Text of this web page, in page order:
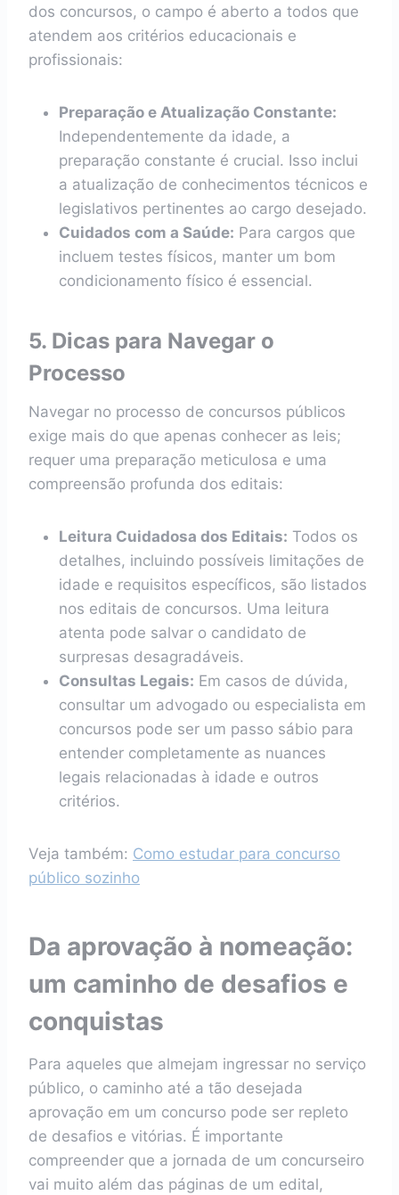
dos concursos, o campo é aberto a todos que
atendem aos critérios educacionais e
profissionais:
Preparação e Atualização Constante:
Independentemente da idade, a
preparação constante é crucial. Isso inclui
a atualização de conhecimentos técnicos e
legislativos pertinentes ao cargo desejado.
Cuidados com a Saúde: Para cargos que
incluem testes físicos, manter um bom
condicionamento físico é essencial.
5. Dicas para Navegar o
Processo
Navegar no processo de concursos públicos
exige mais do que apenas conhecer as leis;
requer uma preparação meticulosa e uma
compreensão profunda dos editais:
Leitura Cuidadosa dos Editais: Todos os
detalhes, incluindo possíveis limitações de
idade e requisitos específicos, são listados
nos editais de concursos. Uma leitura
atenta pode salvar o candidato de
surpresas desagradáveis.
Consultas Legais: Em casos de dúvida,
consultar um advogado ou especialista em
concursos pode ser um passo sábio para
entender completamente as nuances
legais relacionadas à idade e outros
critérios.
Veja também: Como estudar para concurso
público sozinho
Da aprovação à nomeação:
um caminho de desafios e
conquistas
Para aqueles que almejam ingressar no serviço
público, o caminho até a tão desejada
aprovação em um concurso pode ser repleto
de desafios e vitórias. É importante
compreender que a jornada de um concurseiro
vai muito além das páginas de um edital,